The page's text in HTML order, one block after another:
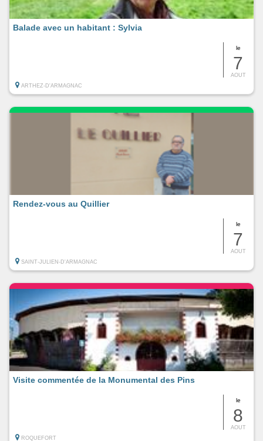
le
7
AOUT
Balade avec un habitant : Sylvia
ARTHEZ-D'ARMAGNAC
le
7
AOUT
Rendez-vous au Quillier
SAINT-JULIEN-D'ARMAGNAC
le
8
AOUT
Visite commentée de la Monumental des Pins
ROQUEFORT